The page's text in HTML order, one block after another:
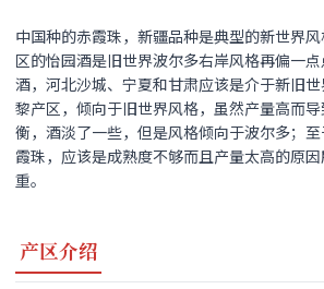
中国种的赤霞珠，新疆品种是典型的新世界
区的怡园酒是旧世界波尔多右岸风格再偏一
酒，河北沙城、宁夏和甘肃应该是介于新旧
黎产区，倾向于旧世界风格，虽然产量高而
衡，酒淡了一些，但是风格倾向于波尔多；
霞珠，应该是成熟度不够而且产量太高的原
重。
产区介绍